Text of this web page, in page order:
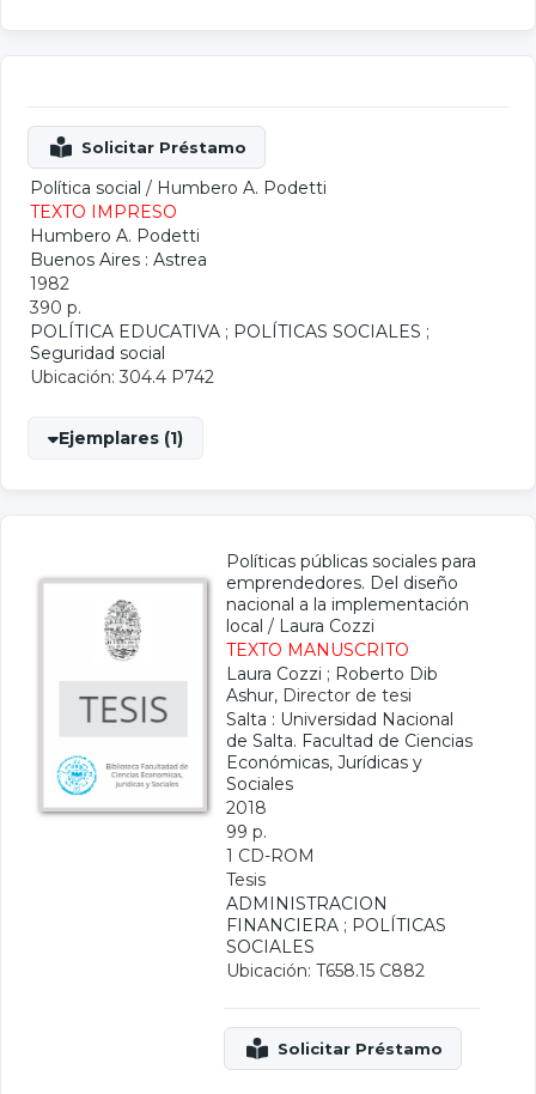
Política social / Humbero A. Podetti
TEXTO IMPRESO
Humbero A. Podetti
Buenos Aires : Astrea
1982
390 p.
POLÍTICA EDUCATIVA ; POLÍTICAS SOCIALES ;
Seguridad social
Ubicación: 304.4 P742
Ejemplares (1)
Políticas públicas sociales para
emprendedores. Del diseño
nacional a la implementación
local / Laura Cozzi
TEXTO MANUSCRITO
Laura Cozzi ; Roberto Dib
Ashur, Director de tesi
Salta : Universidad Nacional
de Salta. Facultad de Ciencias
Económicas, Jurídicas y
Sociales
2018
99 p.
1 CD-ROM
Tesis
ADMINISTRACION
FINANCIERA ; POLÍTICAS
SOCIALES
Ubicación: T658.15 C882